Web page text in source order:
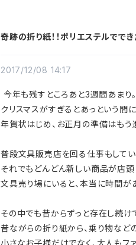
奇跡の折り紙！！ポリエステルでで
2017/12/08 14:17
今年も残すところあと3週間あまり。
クリスマスがすぎるとあっという間
年賀状はじめ、お正月の準備はもう
普段文具販売店を回る仕事もしてい
それでもどんどん新しい商品が店頭
文具売り場にいると、本当に時間が
その中でも昔からずっと存在し続け
昔ながらの折り紙から、乗り物など
小さなお子様だけでなく、大人もフ